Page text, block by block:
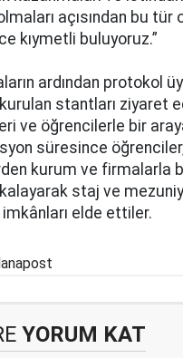
olmaları açısından bu
kıymetli buluyoruz.”
ardından protokol
kurulan stantları ziyaret
ve öğrencilerle bir
süresince
kurum ve firmalarla
staj ve
elde ettiler.
YORUM KAT